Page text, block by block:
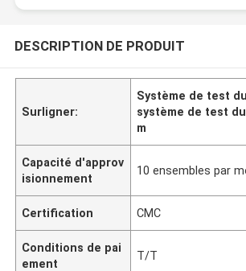
DESCRIPTION DE PRODUIT
Surligner:
Système de test
système de test
m
Capacité d'approv
isionnement
10 ensembles par
Certification CMC
Conditions de pai
ement
T/T